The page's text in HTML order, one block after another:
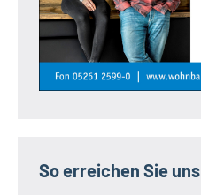
So erreichen Sie uns